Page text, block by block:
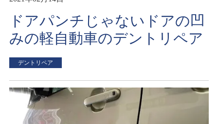
ドアパンチじゃないドアの凹
みの軽自動車のデントリペア
デントリペア